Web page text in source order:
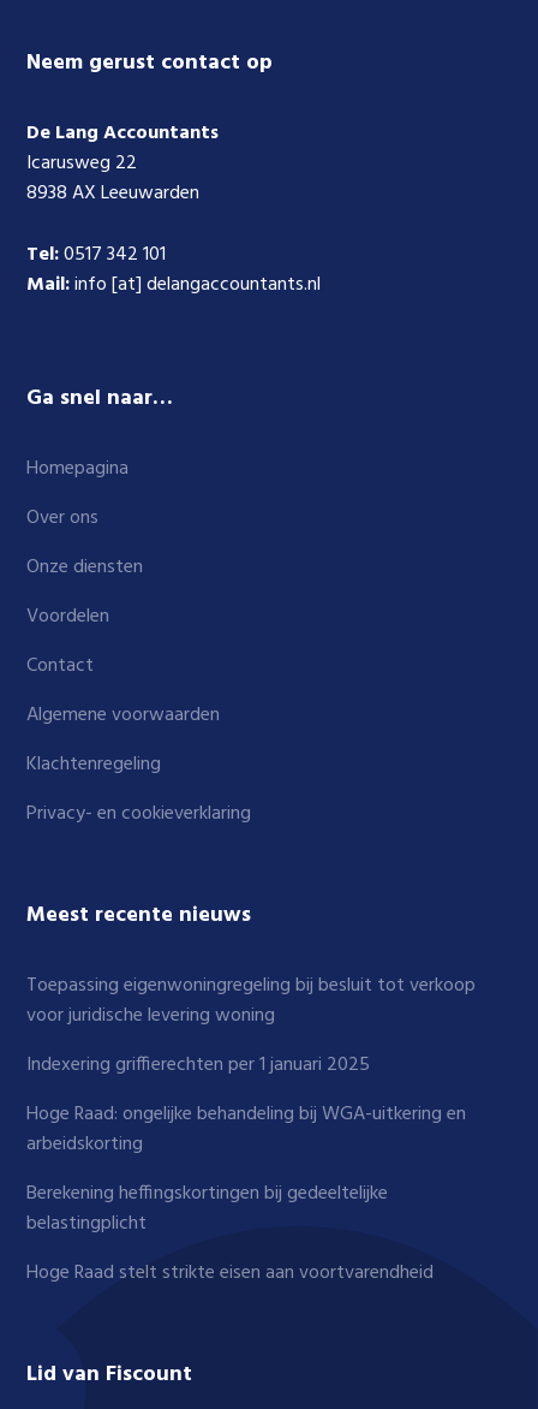
Footer
Neem gerust contact op
De Lang Accountants
Icarusweg 22
8938 AX Leeuwarden
Tel:0517 342 101
Mail:info [at] delangaccountants.nl
Ga snel naar…
Homepagina
Over ons
Onze diensten
Voordelen
Contact
Algemene voorwaarden
Klachtenregeling
Privacy- en cookieverklaring
Meest recente nieuws
Toepassing eigenwoningregeling bij besluit tot verkoop
voor juridische levering woning
Indexering griffierechten per 1 januari 2025
Hoge Raad: ongelijke behandeling bij WGA-uitkering en
arbeidskorting
Berekening heffingskortingen bij gedeeltelijke
belastingplicht
Hoge Raad stelt strikte eisen aan voortvarendheid
Lid van Fiscount